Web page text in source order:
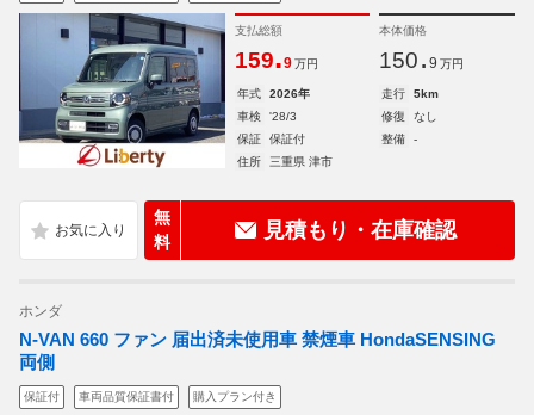
支払総額
159.9 万円
本体価格
150. 9 万円
年式 2026年 走行
5km
車検
'28/3 修復
なし
保証
保証付 整備
-
住所
三重県 津市
無
料
見積もり・在庫確認
ホンダ
N-VAN 660 ファン 届出済未使用車 禁煙車 HondaSENSING
両側
保証付 車両品質保証書付 購入プラン付き